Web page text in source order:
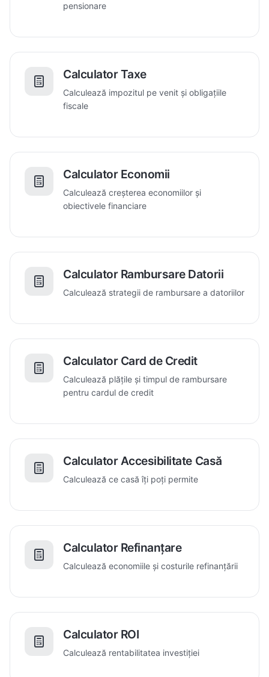
pensionare
Calculator Taxe
Calculează impozitul pe venit și obligațiile
fiscale
Calculator Economii
Calculează creșterea economiilor și
obiectivele financiare
Calculator Rambursare Datorii
Calculează strategii de rambursare a datoriilor
Calculator Card de Credit
Calculează plățile și timpul de rambursare
pentru cardul de credit
Calculator Accesibilitate Casă
Calculează ce casă îți poți permite
Calculator Refinanțare
Calculează economiile și costurile refinanțării
Calculator ROI
Calculează rentabilitatea investiției